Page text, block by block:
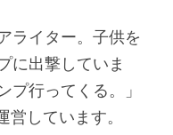
ライター。子供を
に出撃していま
プ行ってくる。」
営しています。